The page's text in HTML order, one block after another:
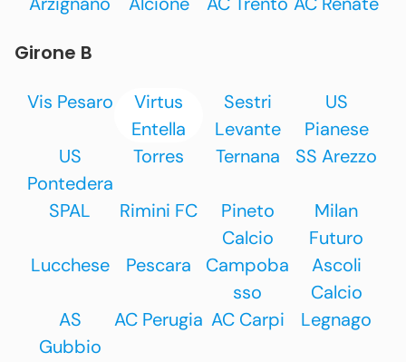
Girone B
Vis Pesaro
Virtus
Entella
Sestri
Levante
US
Pianese
US
Pontedera
Torres Ternana SS Arezzo
SPAL Rimini FC
Pineto
Calcio
Milan
Futuro
Lucchese
Pescara
Campoba
sso
Ascoli
Calcio
AS
Gubbio
AC Perugia AC Carpi Legnago